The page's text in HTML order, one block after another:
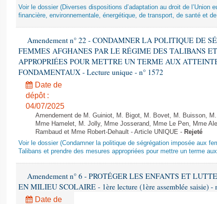
Voir le dossier (Diverses dispositions d’adaptation au droit de l’Union
financière, environnementale, énergétique, de transport, de santé et
Amendement n° 22 - CONDAMNER LA POLITIQUE DE
FEMMES AFGHANES PAR LE RÉGIME DES TALIBANS
APPROPRIÉES POUR METTRE UN TERME AUX
FONDAMENTAUX - Lecture unique - n° 1572
Date de
dépôt :
04/07/2025
Amendement de M. Guiniot, M. Bigot, M. Bovet, M. Buisson,
Mme Hamelet, M. Jolly, Mme Josserand, Mme Le Pen, Mme
Rambaud et Mme Robert-Dehault - Article UNIQUE - Rejeté
Voir le dossier (Condamner la politique de ségrégation imposée aux
Talibans et prendre des mesures appropriées pour mettre un terme
Amendement n° 6 - PROTÉGER LES ENFANTS ET
EN MILIEU SCOLAIRE - 1ère lecture (1ère assemblée saisie) -
Date de